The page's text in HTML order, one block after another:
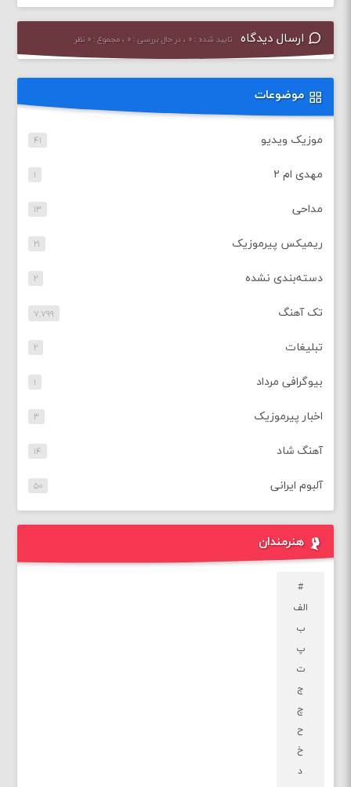
ارسال دیدگاه تایید شده : ۰ ، در حال بررسی : ۰ ، مجموع : ۰ نظر
موضوعات
موزیک ویدیو ۴۱
مهدی ام ۲ ۱
مداحی ۱۳
ریمیکس پیرموزیک ۲۱
دسته‌بندی نشده ۲
تک آهنگ ۷,۷۹۹
تبلیغات ۲
بیوگرافی مرداد ۱
اخبار پیرموزیک ۳
آهنگ شاد ۱۴
آلبوم ایرانی ۵۰
هنرمندان
#
الف
ب
پ
ت
ج
چ
ح
خ
د